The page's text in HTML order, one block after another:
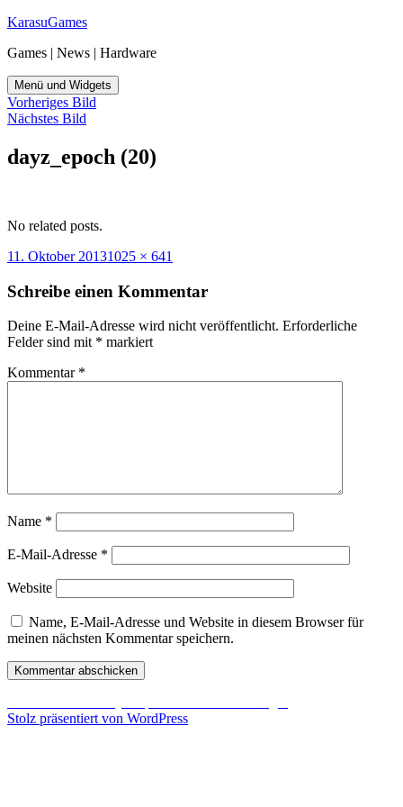
Zum
springen
KarasuGames
Games | News | Hardware
Menü und Widgets
Vorheriges Bild
Nächstes Bild
dayz_epoch (20)
No related posts.
Veröffentlicht
11. Oktober 2013Originalgröße
1025 × 641
Schreibe einen Kommentar
Deine E-Mail-Adresse wird nicht veröffentlicht. Erforderliche
Felder sind mit * markiert
Kommentar *
Name *
E-Mail-Adresse *
Website
Name, E-Mail-Adresse und Website in diesem Browser für
meinen nächsten Kommentar speichern.
Beitragsnavigation
Stolz präsentiert von WordPress